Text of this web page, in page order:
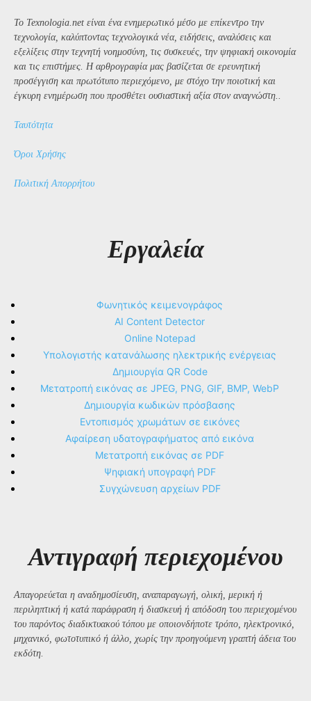
Το Texnologia.net είναι ένα ενημερωτικό μέσο με επίκεντρο την
τεχνολογία, καλύπτοντας τεχνολογικά νέα, ειδήσεις, αναλύσεις και
εξελίξεις στην τεχνητή νοημοσύνη, τις συσκευές, την ψηφιακή οικονομία
και τις επιστήμες. Η αρθρογραφία μας βασίζεται σε ερευνητική
προσέγγιση και πρωτότυπο περιεχόμενο, με στόχο την ποιοτική και
έγκυρη ενημέρωση που προσθέτει ουσιαστική αξία στον αναγνώστη..
Ταυτότητα
Όροι Χρήσης
Πολιτική Απορρήτου
Εργαλεία
Φωνητικός κειμενογράφος
AI Content Detector
Online Notepad
Υπολογιστής κατανάλωσης ηλεκτρικής ενέργειας
Δημιουργία QR Code
Μετατροπή εικόνας σε JPEG, PNG, GIF, BMP, WebP
Δημιουργία κωδικών πρόσβασης
Εντοπισμός χρωμάτων σε εικόνες
Αφαίρεση υδατογραφήματος από εικόνα
Μετατροπή εικόνας σε PDF
Ψηφιακή υπογραφή PDF
Συγχώνευση αρχείων PDF
Αντιγραφή περιεχομένου
Απαγορεύεται η αναδημοσίευση, αναπαραγωγή, ολική, μερική ή
περιληπτική ή κατά παράφραση ή διασκευή ή απόδοση του περιεχομένου
του παρόντος διαδικτυακού τόπου με οποιονδήποτε τρόπο, ηλεκτρονικό,
μηχανικό, φωτοτυπικό ή άλλο, χωρίς την προηγούμενη γραπτή άδεια του
εκδότη.